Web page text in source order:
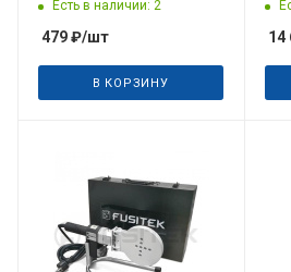
Есть в наличии: 2
479₽/шт
В КОРЗИНУ
14